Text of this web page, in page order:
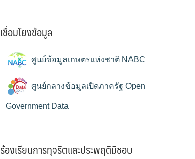
เชื่อมโยงข้อมูล
ศูนย์ข้อมูลเกษตรแห่งชาติ NABC
ศูนย์กลางข้อมูลเปิดภาครัฐ Open
Government Data
ร้องเรียนการทุจริตและประพฤติมิชอบ